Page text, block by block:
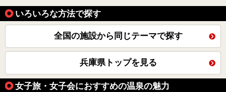
いろいろな方法で探す
全国の施設から同じテーマで探す
兵庫県トップを見る
女子旅・女子会におすすめの温泉の魅力